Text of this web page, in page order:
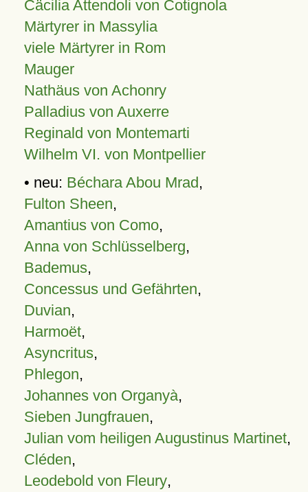
Cäcilia Attendoli von Cotignola
Märtyrer in Massylia
viele Märtyrer in Rom
Mauger
Nathäus von Achonry
Palladius von Auxerre
Reginald von Montemarti
Wilhelm VI. von Montpellier
• neu: Béchara Abou Mrad,
Fulton Sheen,
Amantius von Como,
Anna von Schlüsselberg,
Bademus,
Concessus und Gefährten,
Duvian,
Harmoët,
Asyncritus,
Phlegon,
Johannes von Organyà,
Sieben Jungfrauen,
Julian vom heiligen Augustinus Martinet,
Cléden,
Leodebold von Fleury,